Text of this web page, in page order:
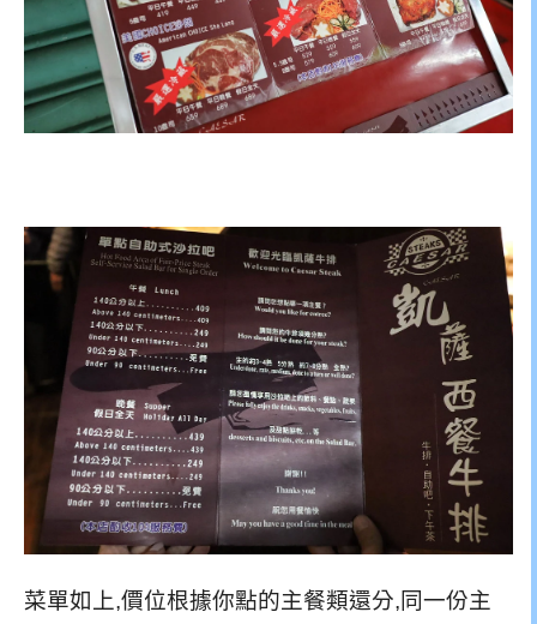
菜單如上,價位根據你點的主餐類還分,同一份主